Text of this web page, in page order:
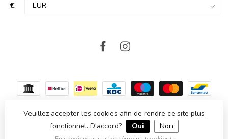
€
© Copyright 2026 Atmosvert- Powered byLightspeed
Veuillez accepter les cookies afin de rendre ce site plus
fonctionnel. D'accord?
Oui Non